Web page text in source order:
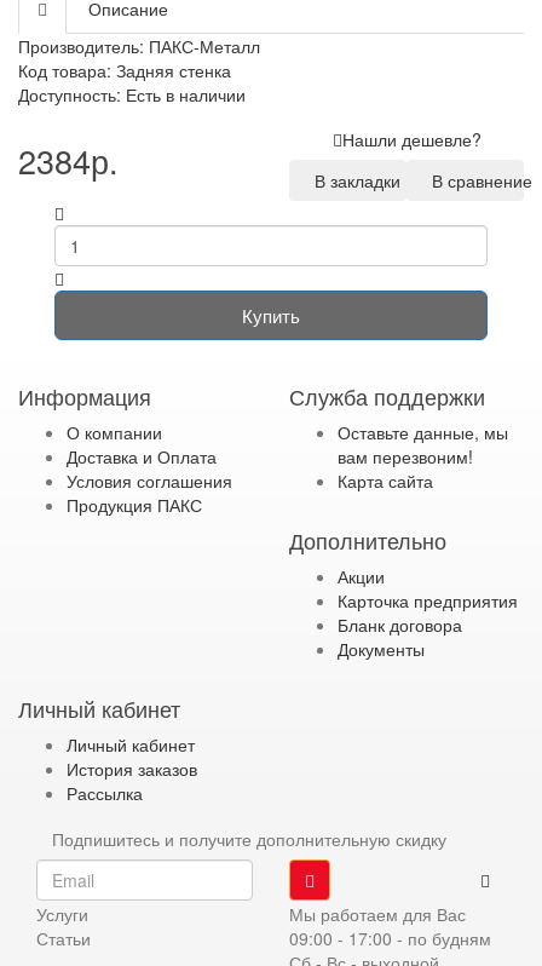
Описание
Производитель: ПАКС-Металл
Код товара: Задняя стенка
Доступность: Есть в наличии
2384р.
Нашли дешевле?
В закладки
В сравнение
Купить
Информация
О компании
Доставка и Оплата
Условия соглашения
Продукция ПАКС
Служба поддержки
Оставьте данные, мы
вам перезвоним!
Карта сайта
Дополнительно
Акции
Карточка предприятия
Бланк договора
Документы
Личный кабинет
Личный кабинет
История заказов
Рассылка
Подпишитесь и получите дополнительную скидку
Услуги
Статьи
Мы работаем для Вас
09:00 - 17:00 - по будням